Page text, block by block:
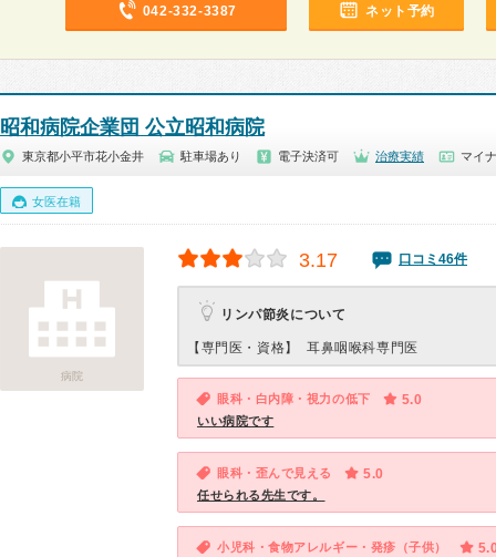
042-332-3387 ネット予約
昭和病院企業団 公立昭和病院
東京都小平市花小金井 駐車場あり 電子決済可 治療実績 マイ
女医在籍
病院
3.17 口コミ46件
リンパ節炎について
【専門医・資格】 耳鼻咽喉科専門医
眼科・白内障・視力の低下 5.0
いい病院です
眼科・歪んで見える 5.0
任せられる先生です。
小児科・食物アレルギー・発疹（子供） 5.0